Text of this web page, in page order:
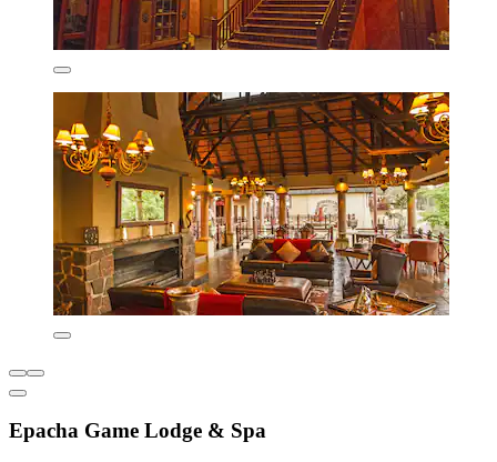
Epacha Game Lodge & Spa